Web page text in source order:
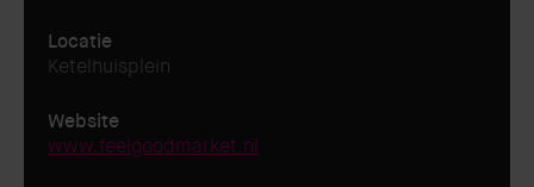
Locatie
Ketelhuisplein
Website
www.feelgoodmarket.nl